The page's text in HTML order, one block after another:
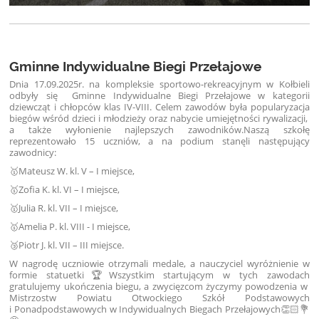
Gminne Indywidualne Biegi Przełajowe
Dnia 17.09.2025r. na kompleksie sportowo-rekreacyjnym w Kołbieli
odbyły się Gminne Indywidualne Biegi Przełajowe w kategorii
dziewcząt i chłopców klas IV-VIII. Celem zawodów była popularyzacja
biegów wśród dzieci i młodzieży oraz nabycie umiejętności rywalizacji,
a także wyłonienie najlepszych zawodników.Naszą szkołę
reprezentowało 15 uczniów, a na podium stanęli następujący
zawodnicy:
🥇Mateusz W. kl. V – I miejsce,
🥇Zofia K. kl. VI – I miejsce,
🥇Julia R. kl. VII – I miejsce,
🥇Amelia P. kl. VIII - I miejsce,
🥉Piotr J. kl. VII – III miejsce.
W nagrodę uczniowie otrzymali medale, a nauczyciel wyróżnienie w
formie statuetki🏆Wszystkim startującym w tych zawodach
gratulujemy ukończenia biegu, a zwycięzcom życzymy powodzenia w
Mistrzostw Powiatu Otwockiego Szkół Podstawowych
i Ponadpodstawowych w Indywidualnych Biegach Przełajowych👏🏻💐